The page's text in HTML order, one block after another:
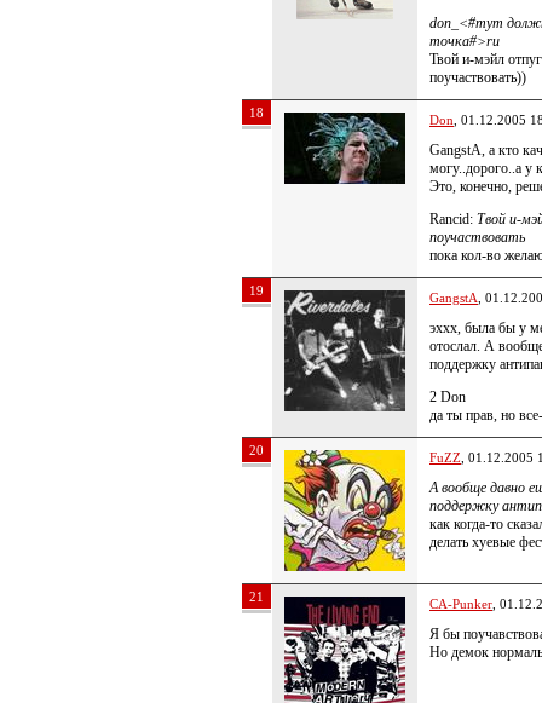
don_<#тут
точка#>ru
Твой и-мэйл
поучаствовать))
18 Don , 01.12.2005
GangstA, а кто
могу..дорого..а
Это, конечно,
Rancid: Твой и-
поучаствовать
пока кол-во
19 GangstA ,
эххх, была бы у
отослал. А
поддержку
2 Don
да ты прав, но
20 FuZZ , 01.12.2005
А вообще давно
поддержку
как когда-то
делать хуевые
21 CA-Punker ,
Я бы
Но демок